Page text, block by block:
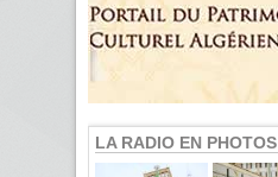
LA RADIO EN PHOTOS